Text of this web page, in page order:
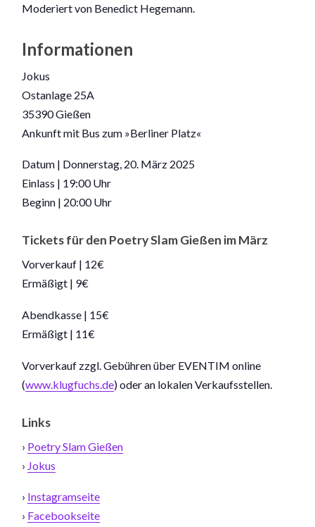
Moderiert von Benedict Hegemann.
Informationen
Jokus
Ostanlage 25A
35390 Gießen
Ankunft mit Bus zum »Berliner Platz«
Datum | Donnerstag, 20. März 2025
Einlass | 19:00 Uhr
Beginn | 20:00 Uhr
Tickets für den Poetry Slam Gießen im März
Vorverkauf | 12€
Ermäßigt | 9€
Abendkasse | 15€
Ermäßigt | 11€
Vorverkauf zzgl. Gebühren über EVENTIM online
(www.klugfuchs.de) oder an lokalen Verkaufsstellen.
Links
› Poetry Slam Gießen
› Jokus
› Instagramseite
› Facebookseite